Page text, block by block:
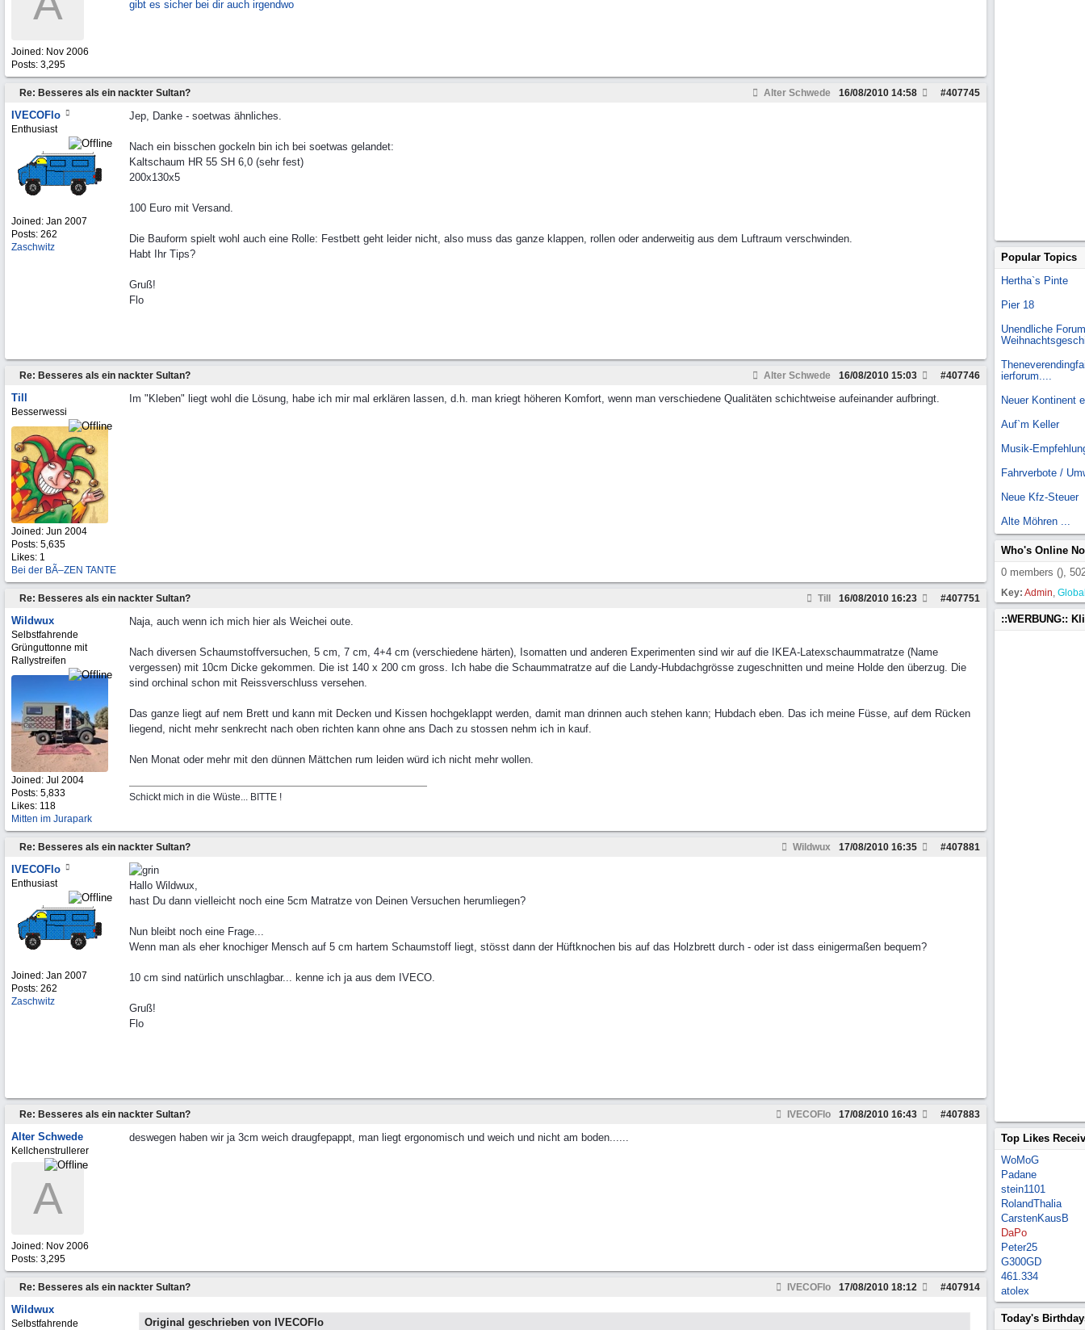
Joined: Nov 2006
Posts: 3,295
gibt es sicher bei dir auch irgendwo
Re: Besseres als ein nackter Sultan? Alter Schwede #407745
16/08/2010 14:58
IVECOFlo
Enthusiast
Joined: Jan 2007
Posts: 262
Zaschwitz
Jep, Danke - soetwas ähnliches.
Nach ein bisschen gockeln bin ich bei soetwas gelandet:
Kaltschaum HR 55 SH 6,0 (sehr fest)
200x130x5
100 Euro mit Versand.
Die Bauform spielt wohl auch eine Rolle: Festbett geht leider nicht, also muss das ganze klappen, rollen oder anderweitig aus dem Luftraum verschwinden.
Habt Ihr Tips?
Gruß!
Flo
Re: Besseres als ein nackter Sultan? Alter Schwede #407746
16/08/2010 15:03
Till
Besserwessi
Joined: Jun 2004
Posts: 5,635
Likes: 1
Bei der BÃ–ZEN TANTE
Im "Kleben" liegt wohl die Lösung, habe ich mir mal erklären lassen, d.h. man kriegt höheren Komfort, wenn man verschiedene Qualitäten schichtweise aufeinander aufbringt.
Re: Besseres als ein nackter Sultan? Till #407751
16/08/2010 16:23
Wildwux
Selbstfahrende
Grünguttonne mit
Rallystreifen
Joined: Jul 2004
Posts: 5,833
Likes: 118
Mitten im Jurapark
Naja, auch wenn ich mich hier als Weichei oute.
Nach diversen Schaumstoffversuchen, 5 cm, 7 cm, 4+4 cm (verschiedene härten), Isomatten und anderen Experimenten sind wir auf die IKEA-Latexschaummatratze (Name
vergessen) mit 10cm Dicke gekommen. Die ist 140 x 200 cm gross. Ich habe die Schaummatratze auf die Landy-Hubdachgrösse zugeschnitten und meine Holde den überzug. Die
sind orchinal schon mit Reissverschluss versehen.
Das ganze liegt auf nem Brett und kann mit Decken und Kissen hochgeklappt werden, damit man drinnen auch stehen kann; Hubdach eben. Das ich meine Füsse, auf dem Rücken
liegend, nicht mehr senkrecht nach oben richten kann ohne ans Dach zu stossen nehm ich in kauf.
Nen Monat oder mehr mit den dünnen Mättchen rum leiden würd ich nicht mehr wollen.
Schickt mich in die Wüste... BITTE !
Re: Besseres als ein nackter Sultan? Wildwux #407881
17/08/2010 16:35
IVECOFlo
Enthusiast
Joined: Jan 2007
Posts: 262
Zaschwitz
Hallo Wildwux,
hast Du dann vielleicht noch eine 5cm Matratze von Deinen Versuchen herumliegen?
Nun bleibt noch eine Frage...
Wenn man als eher knochiger Mensch auf 5 cm hartem Schaumstoff liegt, stösst dann der Hüftknochen bis auf das Holzbrett durch - oder ist dass einigermaßen bequem?
10 cm sind natürlich unschlagbar... kenne ich ja aus dem IVECO.
Gruß!
Flo
Re: Besseres als ein nackter Sultan? IVECOFlo #407883
17/08/2010 16:43
Alter Schwede
Kellchenstrullerer
A
Joined: Nov 2006
Posts: 3,295
deswegen haben wir ja 3cm weich draugfepappt, man liegt ergonomisch und weich und nicht am boden......
Re: Besseres als ein nackter Sultan? IVECOFlo #407914
17/08/2010 18:12
Wildwux
Selbstfahrende
Original geschrieben von IVECOFlo
Popular Topics
Hertha`s Pinte
Pier 18
Unendliche
ierforum....
Neuer Kontinent
Auf`m Keller
Musik-
Fahrverbote /
Neue Kfz-Steuer
Alte Möhren ...
Who's Online
0 members (),
Key: Admin,
::WERBUNG::
Top Likes
WoMoG
Padane
stein1101
RolandThalia
CarstenKausB
DaPo
Peter25
G300GD
461.334
atolex
Today's